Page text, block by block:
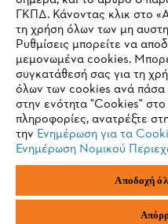
Πολιτική απορρήτου
ANDREAS STIHL AG & Co. KG
ΓΚΠΔ. Κάνοντας κλικ στο
τη χρήση όλων των μη
Ρυθμίσεις μπορείτε να
μεμονωμένα cookies.
συγκατάθεσή σας για τη
όλων των cookies ανά πάσα
στην ενότητα "Cookies" στο
πληροφορίες, ανατρέξτε
την Ενημέρωση για τα
Ενημέρωση Νομικού
Αποδοχή